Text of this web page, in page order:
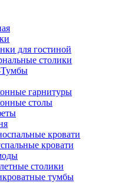
для гостиной
столики
гарнитуры
столы
кровати
кровати
столики
тумбы